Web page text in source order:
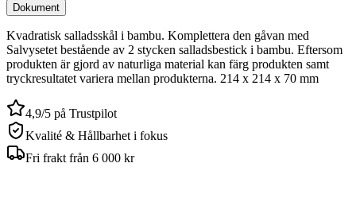
Dokument
Kvadratisk salladsskål i bambu. Komplettera den gåvan med
Salvysetet bestående av 2 stycken salladsbestick i bambu. Eftersom
produkten är gjord av naturliga material kan färg produkten samt
tryckresultatet variera mellan produkterna. 214 x 214 x 70 mm
4,9/5 på Trustpilot
Kvalité & Hållbarhet i fokus
Fri frakt från 6 000 kr